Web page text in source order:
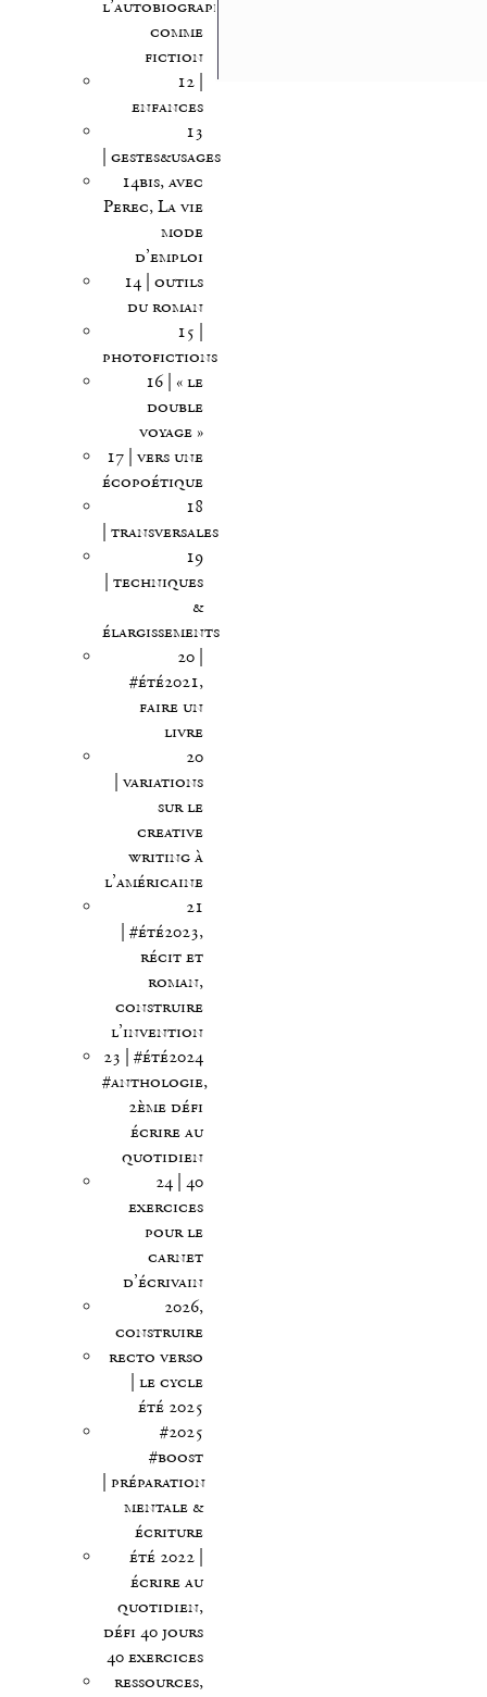
l’autobiographie
comme
fiction
12 |
enfances
13
| gestes&usages
14bis, avec
Perec, La vie
mode
d’emploi
14 | outils
du roman
15 |
photofictions
16 | « le
double
voyage »
17 | vers une
écopoétique
18
| transversales
19
| techniques
&
élargissements
20 |
#été2021,
faire un
livre
20
| variations
sur le
creative
writing à
l’américaine
21
| #été2023,
récit et
roman,
construire
l’invention
23 | #été2024
#anthologie,
2ème défi
écrire au
quotidien
24 | 40
exercices
pour le
carnet
d’écrivain
2026,
construire
recto verso
| le cycle
été 2025
#2025
#boost
| préparation
mentale &
écriture
été 2022 |
écrire au
quotidien,
défi 40 jours
40 exercices
ressources,